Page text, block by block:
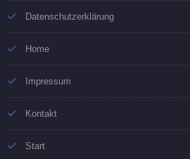
Datenschutzerklärung
Home
Impressum
Kontakt
Start